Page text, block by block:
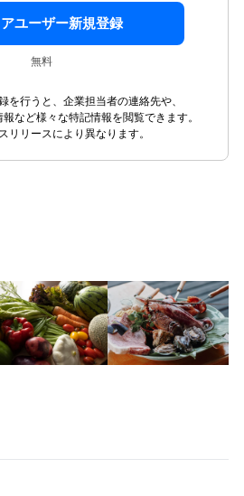
ユーザー新規登録
無料
を行うと、企業担当者の連絡先や、
など様々な特記情報を閲覧できます。
リリースにより異なります。